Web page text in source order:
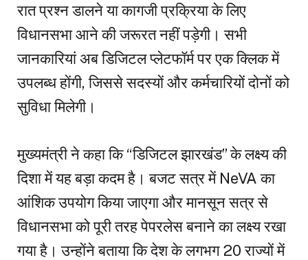
रात प्रश्न डालने या कागजी प्रक्रिया के लिए
विधानसभा आने की जरूरत नहीं पड़ेगी। सभी
जानकारियां अब डिजिटल प्लेटफॉर्म पर एक क्लिक में
उपलब्ध होंगी, जिससे सदस्यों और कर्मचारियों दोनों को
सुविधा मिलेगी।
मुख्यमंत्री ने कहा कि “डिजिटल झारखंड” के लक्ष्य की
दिशा में यह बड़ा कदम है। बजट सत्र में NeVA का
आंशिक उपयोग किया जाएगा और मानसून सत्र से
विधानसभा को पूरी तरह पेपरलेस बनाने का लक्ष्य रखा
गया है। उन्होंने बताया कि देश के लगभग 20 राज्यों में